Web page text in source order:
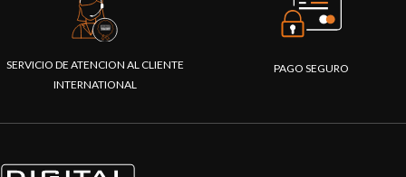
SERVICIO DE ATENCION AL CLIENTE
INTERNATIONAL
PAGO SEGURO